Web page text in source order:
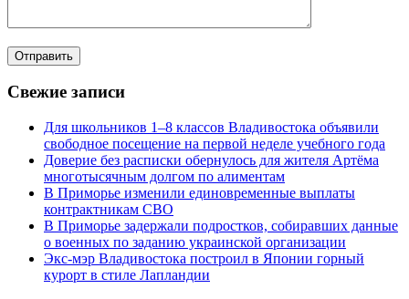
Свежие записи
Для школьников 1–8 классов Владивостока объявили
свободное посещение на первой неделе учебного года
Доверие без расписки обернулось для жителя Артёма
многотысячным долгом по алиментам
В Приморье изменили единовременные выплаты
контрактникам СВО
В Приморье задержали подростков, собиравших данные
о военных по заданию украинской организации
Экс-мэр Владивостока построил в Японии горный
курорт в стиле Лапландии